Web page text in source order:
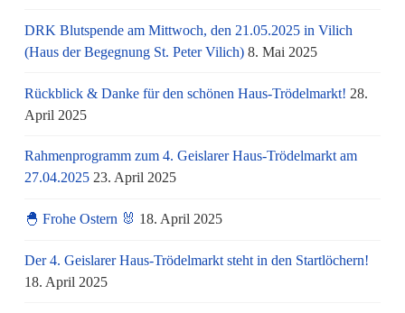
DRK Blutspende am Mittwoch, den 21.05.2025 in Vilich
(Haus der Begegnung St. Peter Vilich) 8. Mai 2025
Rückblick & Danke für den schönen Haus-Trödelmarkt! 28.
April 2025
Rahmenprogramm zum 4. Geislarer Haus-Trödelmarkt am
27.04.2025 23. April 2025
🐣 Frohe Ostern 🐰 18. April 2025
Der 4. Geislarer Haus-Trödelmarkt steht in den Startlöchern!
18. April 2025